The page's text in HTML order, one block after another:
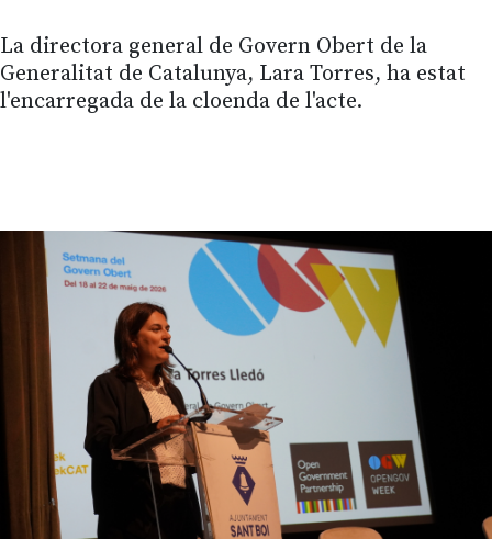
La directora general de Govern Obert de la
Generalitat de Catalunya, Lara Torres, ha estat
l'encarregada de la cloenda de l'acte.